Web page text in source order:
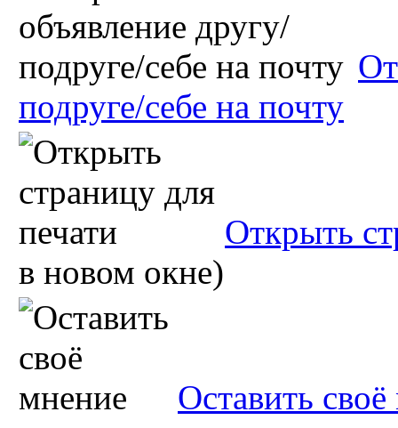
подруге/себе на почту
Открыть
в новом окне)
Оставить